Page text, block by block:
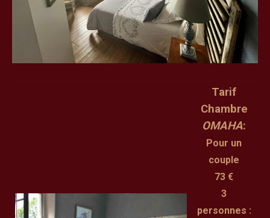
Tarif
Chambre
OMAHA:
Pour un
couple
73 €
3
personnes :